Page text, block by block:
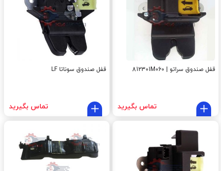
قفل صندوق سراتو | 812301M060
تماس بگیرید
قفل صندوق سوناتا LF
تماس بگیرید